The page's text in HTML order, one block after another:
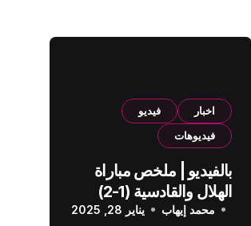
اخبار
فيديو
فيديوهات
بالفيديو | ملخص مباراة
الهلال والقادسية (1-2)
الدوري السعودي
محمد إيهاب يناير 28, 2025